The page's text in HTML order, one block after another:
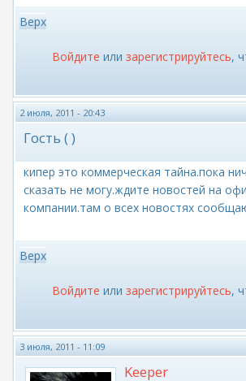
Верх
Войдите или зарегистрируйтесь,
2 июля, 2011 - 20:43
Гость ( )
кипер это коммерческая тайна.пока
сказать не могу.ждите новостей на
компании.там о всех новостях
Верх
Войдите или зарегистрируйтесь,
3 июля, 2011 - 11:09
Keeper